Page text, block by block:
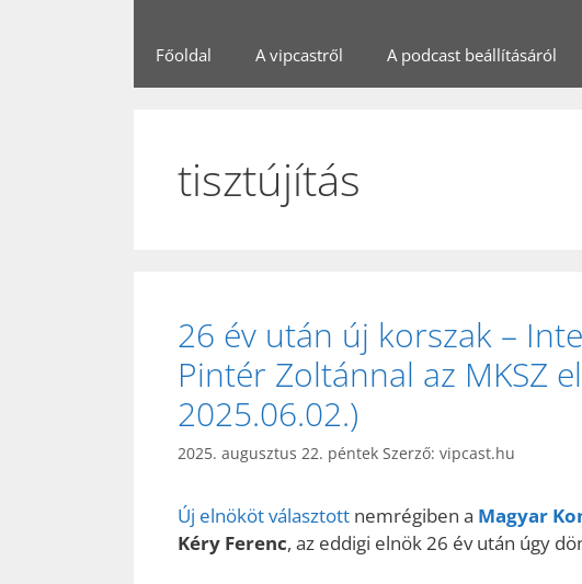
Főoldal A vipcastről A podcast beállításáról
tisztújítás
26 év után új korszak –
Pintér Zoltánnal az MKSZ
2025.06.02.)
2025. augusztus 22. péntek Szerző: vipcast.hu
Új elnököt választott nemrégiben a Magyar
Kéry Ferenc, az eddigi elnök 26 év után úgy